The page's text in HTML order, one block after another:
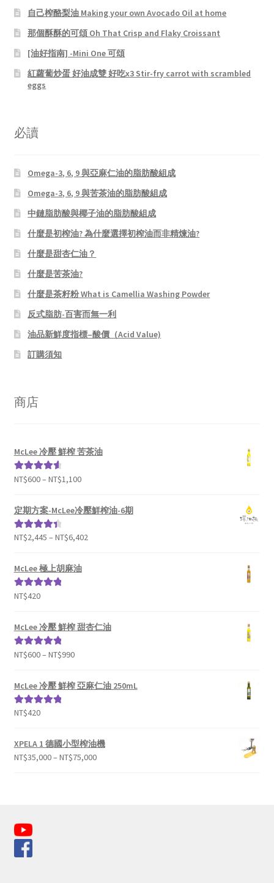
自己榨酪梨油 Making your own Avocado Oil at home
那個酥酥的可頌 Oh That Crisp and Flaky Croissant
[油好指南] -Mini One 可頌
紅蘿蔔炒蛋 好油成雙 好吃x3 Stir-fry carrot with scrambled
eggs
必讀
Omega-3, 6, 9 與亞麻仁油的脂肪酸組成
Omega-3, 6, 9 與苦茶油的脂肪酸組成
中鏈脂肪酸與椰子油的脂肪酸組成
什麼是初榨油? 為什麼選擇初榨油而非精煉油?
什麼是甜杏仁油？
什麼是苦茶油?
什麼是茶籽粉 What is Camellia Washing Powder
反式脂肪-百害而無一利
油品新鮮度指標–酸價（Acid Value)
訂購須知
商店
McLee 冷壓 鮮榨 苦茶油
評分4.69
NT$600– NT$1,100
定期方案-McLee冷壓鮮榨油-6期
評分 4.50
NT$2,445 – NT$6,402
McLee 極上胡麻油
評分5.00
NT$420
McLee 冷壓 鮮榨 甜杏仁油
評分5.00滿
NT$600– NT$990
McLee 冷壓 鮮榨 亞麻仁油 250mL
評分5.00
NT$420
XPELA 1 德國小型榨油機
NT$35,000– NT$75,000